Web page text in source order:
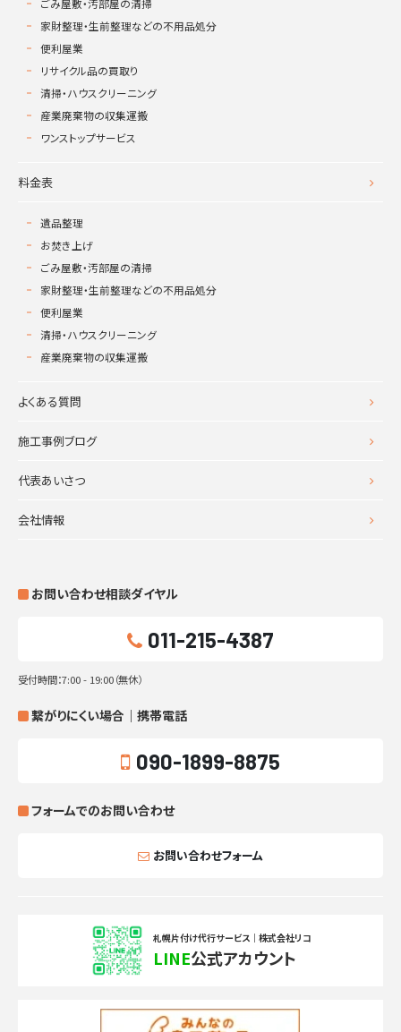
ごみ屋敷・汚部屋の清掃
家財整理・生前整理などの不用品処分
便利屋業
リサイクル品の買取り
清掃・ハウスクリーニング
産業廃棄物の収集運搬
ワンストップサービス
料金表
遺品整理
お焚き上げ
ごみ屋敷・汚部屋の清掃
家財整理・生前整理などの不用品処分
便利屋業
清掃・ハウスクリーニング
産業廃棄物の収集運搬
よくある質問
施工事例ブログ
代表あいさつ
会社情報
お問い合わせ相談ダイヤル
011-215-4387
受付時間：7:00 - 19:00（無休）
繋がりにくい場合｜携帯電話
090-1899-8875
フォームでのお問い合わせ
お問い合わせフォーム
札幌片付け代行サービス｜株式会社リコ
LINE公式アカウント